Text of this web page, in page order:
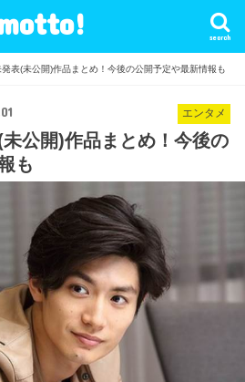
search
表(未公開)作品まとめ！今後の公開予定や最新情報も
エンタメ
公開)作品まとめ！今後の
も